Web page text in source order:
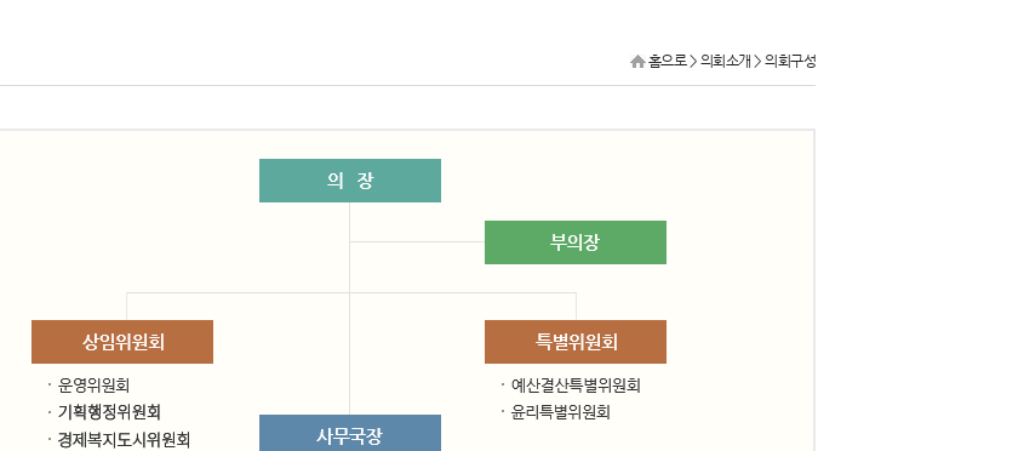
홈으로> 의회소개 > 의회구성